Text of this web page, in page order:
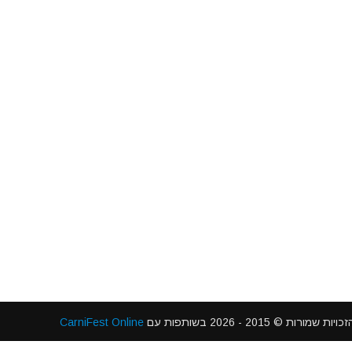
2015 - 2026 בשותפות עם CarniFest Online